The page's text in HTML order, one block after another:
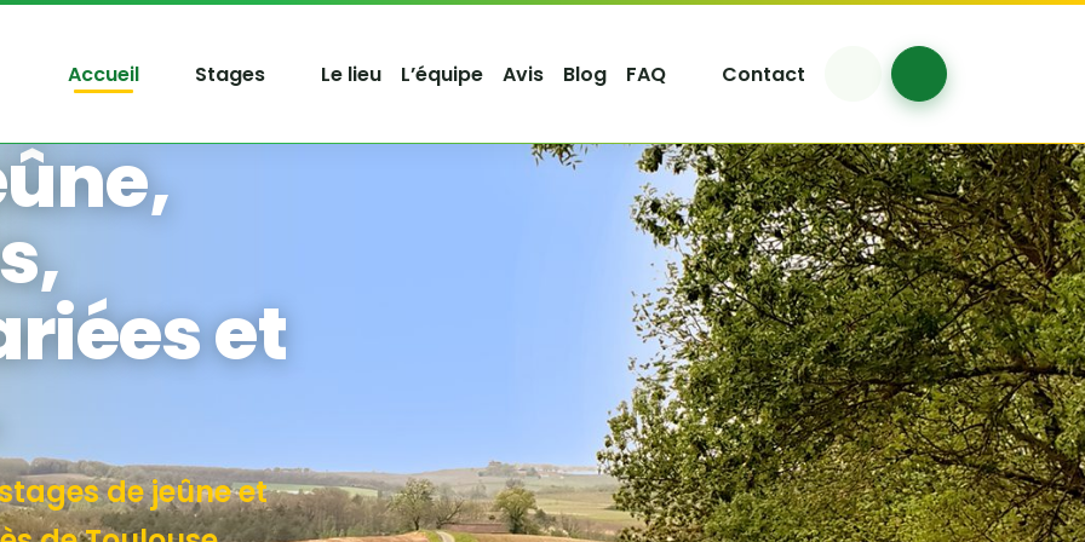
Accueil Stages Le lieu L’équipe Avis Blog FAQ Contact
Account
Cart
et
de jeûne et